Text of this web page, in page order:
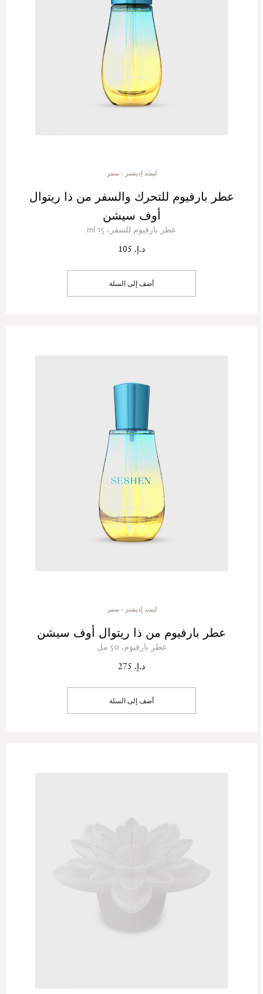
ليمتد إديشنز - سمر
عطر بارفيوم للتحرك والسفر من ذا ريتوال
أوف سيشن
عطر بارفيوم للسفر، 15 ml
د.إ. 105
أضف إلى السلة
ليمتد إديشنز - سمر
عطر بارفيوم من ذا ريتوال أوف سيشن
عطر بارفيوم، 50 مل
د.إ. 275
أضف إلى السلة